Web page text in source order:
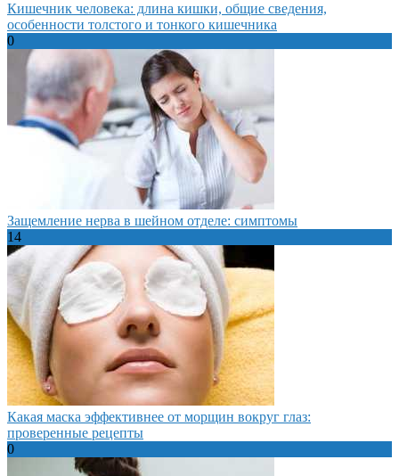
Кишечник человека: длина кишки, общие сведения,
особенности толстого и тонкого кишечника
0
Защемление нерва в шейном отделе: симптомы
14
Какая маска эффективнее от морщин вокруг глаз:
проверенные рецепты
0